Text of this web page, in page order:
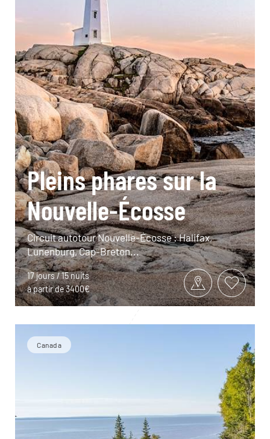
Pleins phares sur la
Nouvelle-Écosse
Circuit autotour Nouvelle-Écosse : Halifax,
Lunenburg, Cap-Breton...
17 jours / 15 nuits
à partir de 3400€
Canada